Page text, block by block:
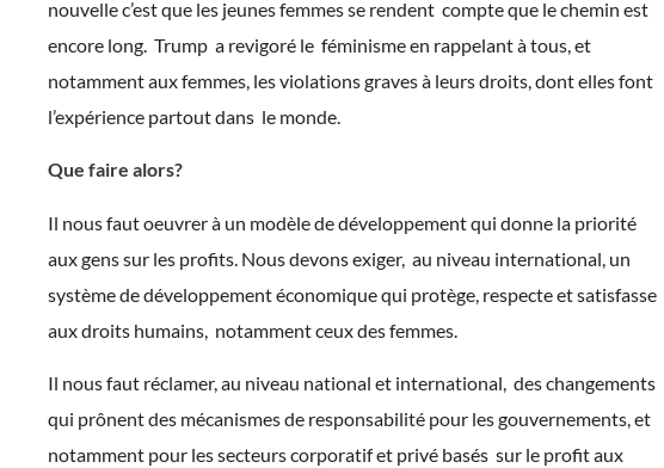
nouvelle c’est que les jeunes femmes se rendent compte que le chemin est
encore long. Trump a revigoré le féminisme en rappelant à tous, et
notamment aux femmes, les violations graves à leurs droits, dont elles font
l’expérience partout dans le monde.
Que faire alors?
Il nous faut oeuvrer à un modèle de développement qui donne la priorité
aux gens sur les profits. Nous devons exiger, au niveau international, un
système de développement économique qui protège, respecte et satisfasse
aux droits humains, notamment ceux des femmes.
Il nous faut réclamer, au niveau national et international, des changements
qui prônent des mécanismes de responsabilité pour les gouvernements, et
notamment pour les secteurs corporatif et privé basés sur le profit aux